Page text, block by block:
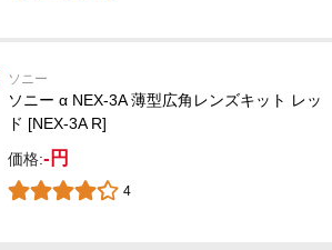
ソニー
ソニー α NEX-3A 薄型広角レンズキット レッ
ド [NEX-3A R]
価格:-円
4